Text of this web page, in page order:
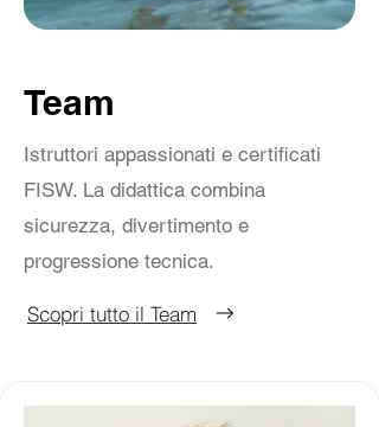
Team
Istruttori appassionati e certificati
FISW. La didattica combina
sicurezza, divertimento e
progressione tecnica.
Scopri tutto il Team